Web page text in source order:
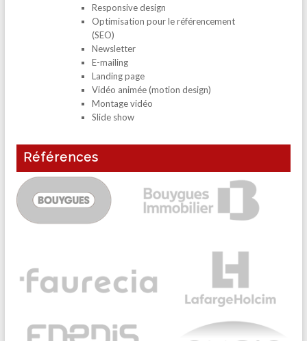
Responsive design
Optimisation pour le référencement
(SEO)
Newsletter
E-mailing
Landing page
Vidéo animée (motion design)
Montage vidéo
Slide show
Références